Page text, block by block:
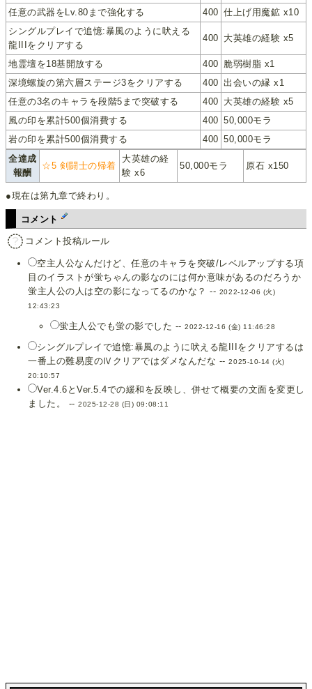
任意の武器をLv.80まで強化する 400 仕上げ用魔鉱 x10
シングルプレイで追憶:暴風のように吠える
龍IIIをクリアする
400 大英雄の経験 x5
地霊壇を18基開放する 400 脆弱樹脂 x1
深境螺旋の第六層ステージ3をクリアする
400 出会いの縁 x1
任意の3名のキャラを段階5まで突破する
400 大英雄の経験 x5
風の印を累計500個消費する
400 50,000モラ
岩の印を累計500個消費する
400 50,000モラ
全達成
報酬
☆5 剣闘士の帰着
大英雄の経
験 x6
50,000モラ 原石 x150
●現在は第九章で終わり。
コメント
コメント投稿ルール
空主人公なんだけど、任意のキャラを突破/レベルアップする項
目のイラストが蛍ちゃんの影なのには何か意味があるのだろうか
蛍主人公の人は空の影になってるのかな？ -- 2022-12-06 (火)
12:43:23
蛍主人公でも蛍の影でした --2022-12-16 (金) 11:46:28
シングルプレイで追憶:暴風のように吠える龍IIIをクリアするは
一番上の難易度のⅣクリアではダメなんだな --2025-10-14 (火)
20:10:57
Ver.4.6とVer.5.4での緩和を反映し、併せて概要の文面を変更し
ました。 --2025-12-28 (日) 09:08:11